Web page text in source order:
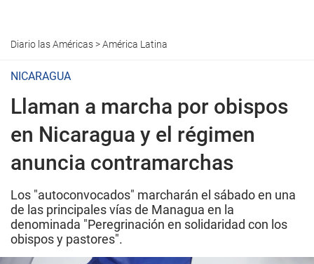
Diario las Américas>América Latina
NICARAGUA
Llaman a marcha por obispos
en Nicaragua y el régimen
anuncia contramarchas
Los "autoconvocados" marcharán el sábado en una
de las principales vías de Managua en la
denominada "Peregrinación en solidaridad con los
obispos y pastores".